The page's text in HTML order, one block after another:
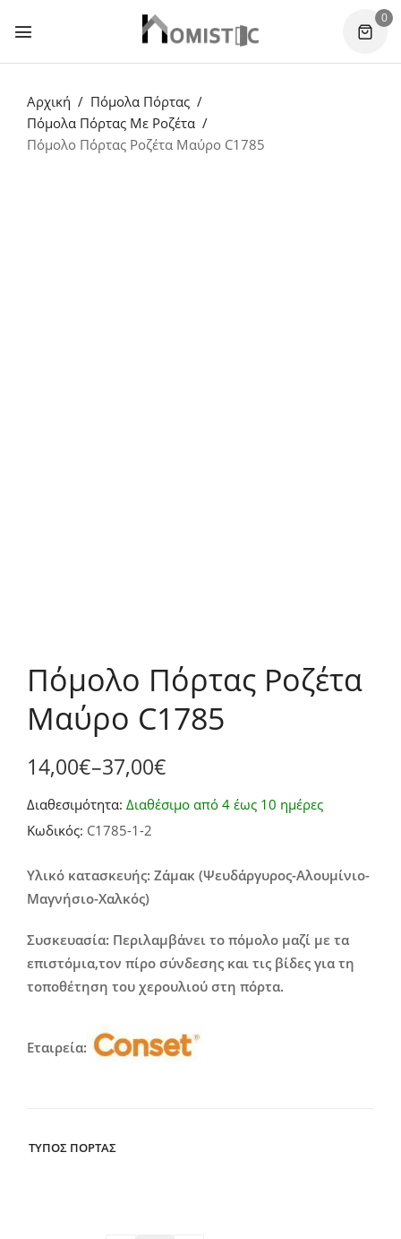
0
Αρχική
Πόμολα Πόρτας
Πόμολα Πόρτας Με Ροζέτα
Πόμολο Πόρτας Ροζέτα Μαύρο C1785
Πόμολο Πόρτας Ροζέτα
Μαύρο C1785
14,00€–37,00€
Price
range:
14,00€
through
37,00€
Διαθεσιμότητα: Διαθέσιμο από 4 έως 10 ημέρες
Κωδικός: C1785-1-2
Υλικό κατασκευής: Ζάμακ (Ψευδάργυρος-Αλουμίνιο-
Μαγνήσιο-Χαλκός)
Συσκευασία: Περιλαμβάνει το πόμολο μαζί με τα
επιστόμια,τον πίρο σύνδεσης και τις βίδες για τη
τοποθέτηση του χερουλιού στη πόρτα.
Εταιρεία:
ΤΥΠΟΣ ΠΟΡΤΑΣ